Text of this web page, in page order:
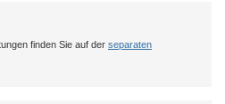
finden Sie auf der separaten